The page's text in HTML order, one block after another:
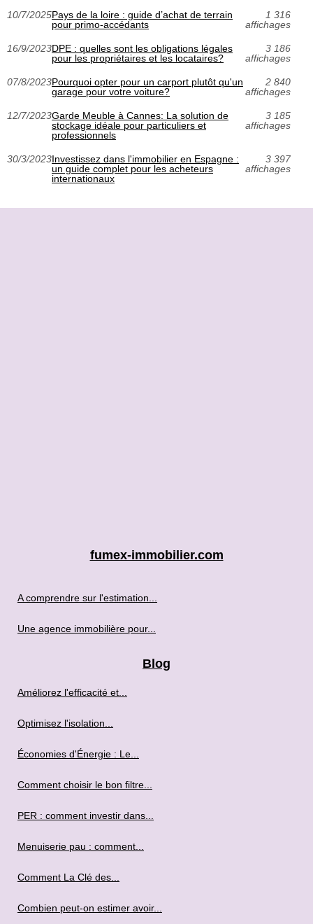
10/7/2025Pays de la loire : guide d’achat de terrain
pour primo-accédants
1 316
affichages
16/9/2023DPE : quelles sont les obligations légales
pour les propriétaires et les locataires?
3 186
affichages
07/8/2023Pourquoi opter pour un carport plutôt qu'un
garage pour votre voiture?
2 840
affichages
12/7/2023Garde Meuble à Cannes: La solution de
stockage idéale pour particuliers et
professionnels
3 185
affichages
30/3/2023Investissez dans l'immobilier en Espagne :
un guide complet pour les acheteurs
internationaux
3 397
affichages
fumex-immobilier.com
A comprendre sur l'estimation...
Une agence immobilière pour...
Blog
Améliorez l'efficacité et...
Optimisez l'isolation...
Économies d'Énergie : Le...
Comment choisir le bon filtre...
PER : comment investir dans...
Menuiserie pau : comment...
Comment La Clé des...
Combien peut-on estimer avoir...